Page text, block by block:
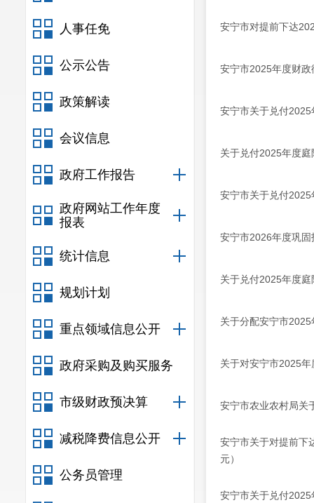
人事任免
公示公告
政策解读
会议信息
政府工作报告
政府网站工作年度
报表
统计信息
规划计划
重点领域信息公开
政府采购及购买服务
市级财政预决算
减税降费信息公开
公务员管理
安宁市对提前下达
安宁市2025年度财
安宁市关于兑付2025
关于兑付2025年度
安宁市关于兑付2025
安宁市2026年度巩
关于兑付2025年度
关于分配安宁市
关于对安宁市2025
安宁市农业农村局关
安宁市关于对提前下
元）
安宁市关于兑付2025